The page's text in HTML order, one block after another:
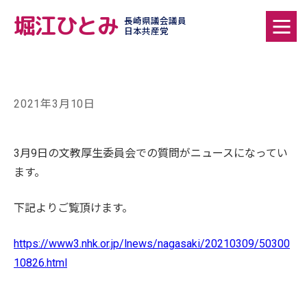
堀江ひとみ
長崎県議会議員
日本共産党
2021年3月10日
3月9日の文教厚生委員会での質問がニュースになってい
ます。
下記よりご覧頂けます。
https://www3.nhk.or.jp/lnews/nagasaki/20210309/50300
10826.html